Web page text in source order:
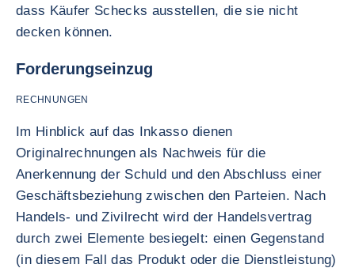
dass Käufer Schecks ausstellen, die sie nicht
decken können.
Forderungseinzug
RECHNUNGEN
Im Hinblick auf das Inkasso dienen
Originalrechnungen als Nachweis für die
Anerkennung der Schuld und den Abschluss einer
Geschäftsbeziehung zwischen den Parteien. Nach
Handels- und Zivilrecht wird der Handelsvertrag
durch zwei Elemente besiegelt: einen Gegenstand
(in diesem Fall das Produkt oder die Dienstleistung)